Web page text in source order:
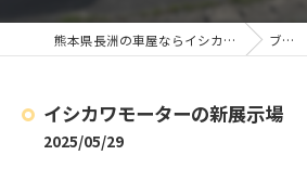
熊本県長洲の車屋ならイシカワモーター ブログ
イシカワモーターの新展示場
2025/05/29